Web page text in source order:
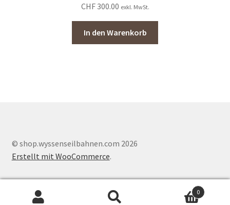
CHF300.00 exkl. MwSt.
In den Warenkorb
© shop.wyssenseilbahnen.com 2026
Erstellt mit WooCommerce.
0